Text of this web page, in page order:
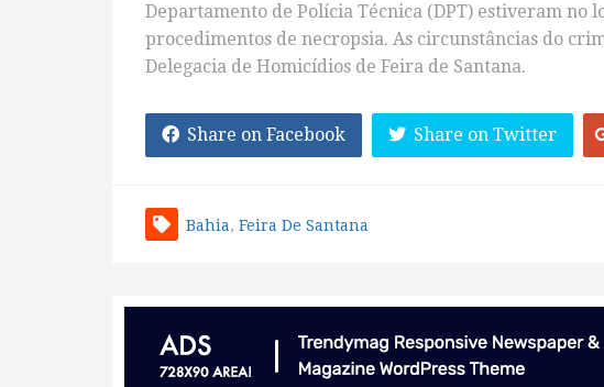
Departamento de Polícia Técnica (DPT) estiveram no
procedimentos de necropsia. As circunstâncias do
Delegacia de Homicídios de Feira de Santana.
Share on Facebook Share on Twitter
Bahia, Feira De Santana